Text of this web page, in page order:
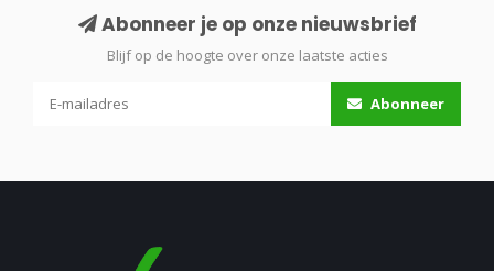
Abonneer je op onze nieuwsbrief
Blijf op de hoogte over onze laatste acties
Abonneer